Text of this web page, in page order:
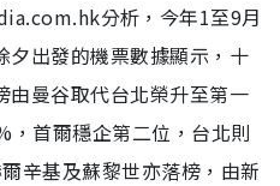
分析，今年1至9月
夕出發的機票數據顯示，十
由曼谷取代台北榮升至第一
，首爾穩企第二位，台北則
辛基及蘇黎世亦落榜，由新